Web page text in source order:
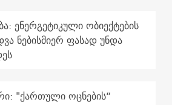
ენერგეტიკული ობიექტების
ნებისმიერ ფასად უნდა
"ქართული ოცნების“